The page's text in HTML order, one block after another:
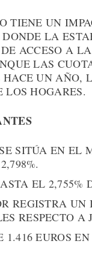
TIENE UN
LA
ACCESO A
LAS
HACE UN AÑO,
LOS HOGARES.
SITÚA EN EL
EL 2,755%
REGISTRA UN
RESPECTO A
EUROS